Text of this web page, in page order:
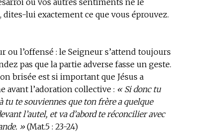
ou vos autres sentiments ne le
lui exactement ce que vous éprouvez.
ou l’offensé : le Seigneur s’attend toujours
pas que la partie adverse fasse un geste.
brisée est si important que Jésus a
avant l’adoration collective : « Si donc tu
tu te souviennes que ton frère a quelque
l’autel, et va d’abord te réconcilier avec
» (Mat.5 : 23-24)